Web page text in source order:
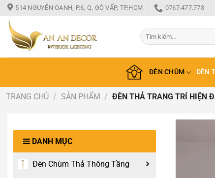
Bỏ
qua
nội
dung
514 NGUYỄN OANH, P.6, Q. GÒ VẤP, TP.HCM 0767.477.773
Tìm
kiếm:
ĐÈN CHÙM ĐÈN
TRANG CHỦ / SẢN PHẨM / ĐÈN THẢ TRANG TRÍ HIỆN
DANH MỤC
Đèn Chùm Thả Thông Tầng